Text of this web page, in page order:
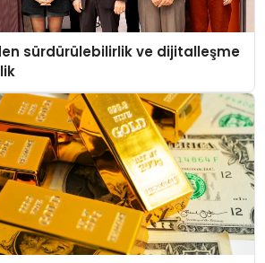
sürdürülebilirlik ve dijitalleşme